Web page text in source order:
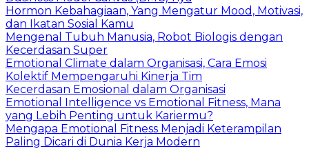
Hormon Kebahagiaan, Yang Mengatur Mood, Motivasi,
dan Ikatan Sosial Kamu
Mengenal Tubuh Manusia, Robot Biologis dengan
Kecerdasan Super
Emotional Climate dalam Organisasi, Cara Emosi
Kolektif Mempengaruhi Kinerja Tim
Kecerdasan Emosional dalam Organisasi
Emotional Intelligence vs Emotional Fitness, Mana
yang Lebih Penting untuk Kariermu?
Mengapa Emotional Fitness Menjadi Keterampilan
Paling Dicari di Dunia Kerja Modern